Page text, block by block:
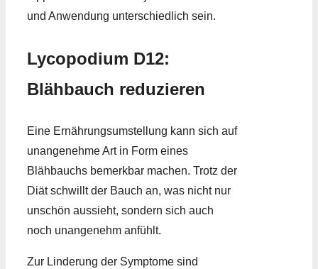
und Anwendung unterschiedlich sein.
Lycopodium D12:
Blähbauch reduzieren
Eine Ernährungsumstellung kann sich auf
unangenehme Art in Form eines
Blähbauchs bemerkbar machen. Trotz der
Diät schwillt der Bauch an, was nicht nur
unschön aussieht, sondern sich auch
noch unangenehm anfühlt.
Zur Linderung der Symptome sind